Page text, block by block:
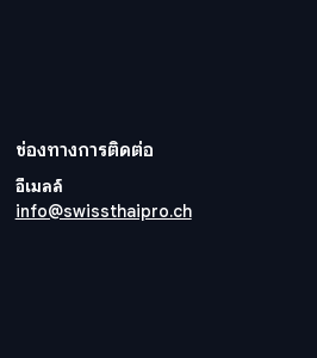
ช่องทางการติดต่อ
อีเมลล์
info@swissthaipro.ch